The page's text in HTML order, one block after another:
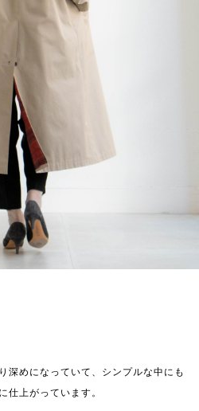
深めになっていて、シンプルな中にも
仕上がっています。